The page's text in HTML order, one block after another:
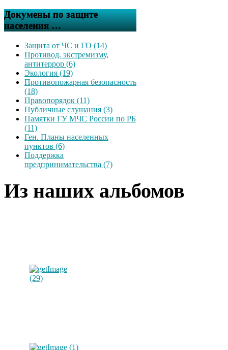
Докумены по защите
населения …
Защита от ЧС и ГО (14)
Противод. экстремизму,
антитеррор (6)
Экология (19)
Противопожарная безопасность
(18)
Правопорядок (11)
Публичные слушания (3)
Памятки ГУ МЧС России по РБ
(11)
Ген. Планы населенных
пунктов (6)
Поддержка
предпринимательства (7)
Из наших альбомов